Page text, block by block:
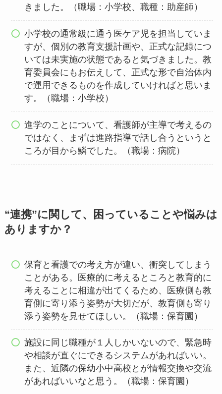
きました。（職場：小学校、職種：助産師）
小学校の通常級に通う医ケア児を担当していま
すが、個別の教育支援計画や、正式な記録につ
いては未実施の状態であると気づきました。教
育委員会にもお伝えして、正式な形で自治体内
で運用できるものを作成していければと思いま
す。（職場：小学校）
進学のことについて、看護師が主導で考えるの
ではなく、まずは進路指導で話し合うというと
ころが目から鱗でした。（職場：病院）
“連携”に関して、困っていることや悩みは
ありますか？
保育と看護での考え方が違い、衝突してしまう
ことがある。医療的に考えるところと教育的に
考えることに相違が出てくるため、医療側も教
育側に寄り添う姿勢が大切だが、教育側も寄り
添う姿勢を見せてほしい。（職場：保育園）
施設に同じ職種が１人しかいないので、緊急時
や相談が直ぐにできるシステムがあればいい。
また、近隣の保幼小中高校とが情報交換や交流
があればいいなと思う。（職場：保育園）